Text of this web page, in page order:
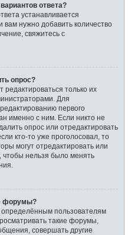
ответа?
устанавливается
нужно добавить количество
свяжитесь с
опрос?
редактироваться только их
Для
первого
именно с ним. Если никто не
опрос или отредактировать
кто-то уже проголосовал, то
могут отредактировать или
чтобы нельзя было менять
форумы?
пользователям
такие форумы,
совершать другие